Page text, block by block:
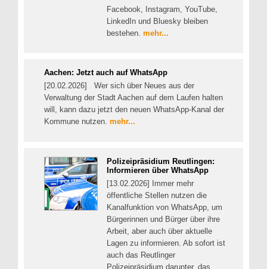
Facebook, Instagram, YouTube,
LinkedIn und Bluesky bleiben
bestehen. mehr...
Aachen: Jetzt auch auf WhatsApp
[20.02.2026] Wer sich über Neues aus der
Verwaltung der Stadt Aachen auf dem Laufen halten
will, kann dazu jetzt den neuen WhatsApp-Kanal der
Kommune nutzen. mehr...
Polizeipräsidium Reutlingen:
Informieren über WhatsApp
[13.02.2026] Immer mehr
öffentliche Stellen nutzen die
Kanalfunktion von WhatsApp, um
Bürgerinnen und Bürger über ihre
Arbeit, aber auch über aktuelle
Lagen zu informieren. Ab sofort ist
auch das Reutlinger
Polizeipräsidium darunter, das